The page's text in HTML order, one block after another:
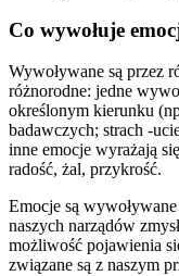
Co wywołuje
Wywoływane są przez
różnorodne: jedne
określonym kierunku
badawczych; strach -
inne emocje wyrażają
radość, żal, przykrość.
Emocje są
naszych narządów
możliwość pojawienia
związane są z naszym